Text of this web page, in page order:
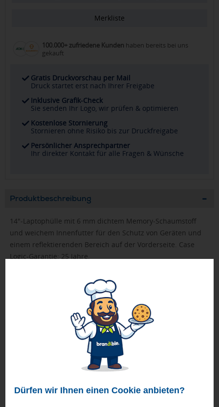
Dürfen wir Ihnen einen Cookie anbieten?
Merkliste
100.000+ zufriedene Kunden haben bereits bei uns
gekauft
Gratis Druckvorschau per Mail
Druck startet erst nach Ihrer Freigabe
Inklusive Grafik-Check
Sie senden Ihr Logo, wir prüfen & optimieren
Kostenlose Stornierung
Stornieren ohne Risiko bis zur Druckfreigabe
Persönlicher Ansprechpartner
Ihr direkter Kontakt für alle Fragen & Wünsche
Produktbeschreibung
14"-Laptophülle mit 6 mm dichtem Memory-Schaumstoff
und weichem Innenfutter für den Schutz von Geräten und
einem reflektierenden Bereich auf der Vorderseite. Case
Logic-Garantie: 25 Jahre.
Bei Mengen ab 500 Stück bitte die Lieferzeit anfragen!
Geprüft von Ewa
Nur Produkte, die unserenQualitätscheck
schaffen es in den Shop.Mehr erfahren
Qualitätssicherung